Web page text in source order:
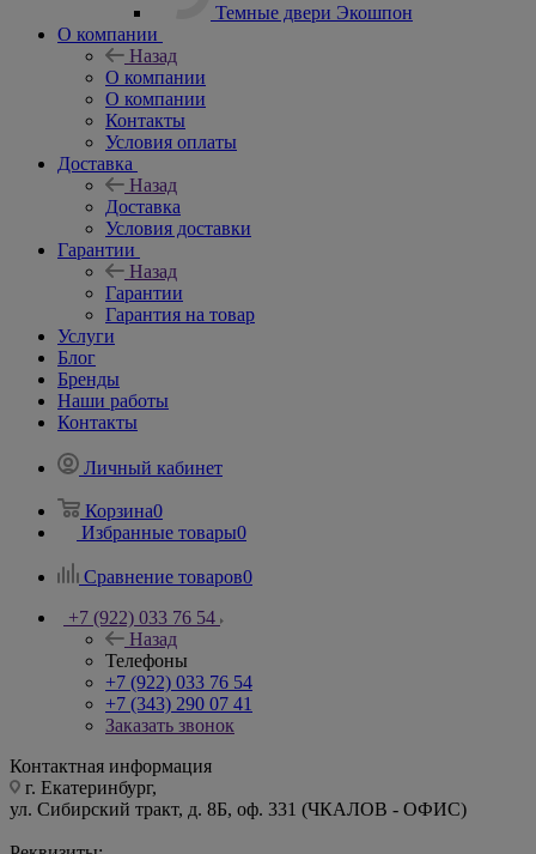
Темные двери Экошпон
О компании
Назад
О компании
О компании
Контакты
Условия оплаты
Доставка
Назад
Доставка
Условия доставки
Гарантии
Назад
Гарантии
Гарантия на товар
Услуги
Блог
Бренды
Наши работы
Контакты
Личный кабинет
Корзина0
Избранные товары0
Сравнение товаров0
+7 (922) 033 76 54
Назад
Телефоны
+7 (922) 033 76 54
+7 (343) 290 07 41
Заказать звонок
Контактная информация
г. Екатеринбург,
ул. Сибирский тракт, д. 8Б, оф. 331 (ЧКАЛОВ - ОФИС)